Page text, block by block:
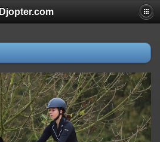
Djopter.com